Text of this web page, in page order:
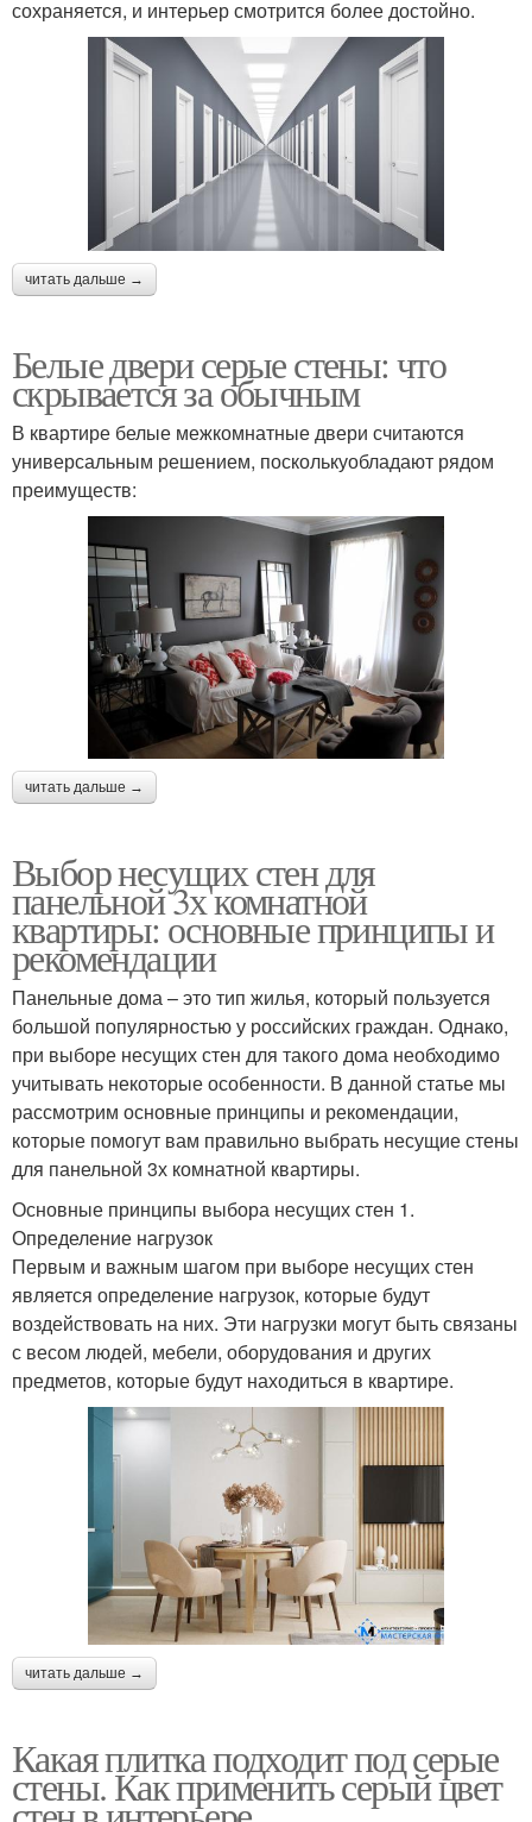
сохраняется, и интерьер смотрится более достойно.
читать дальше →
Белые двери серые стены: что
скрывается за обычным
В квартире белые межкомнатные двери считаются
универсальным решением, посколькуобладают рядом
преимуществ:
читать дальше →
Выбор несущих стен для
панельной 3х комнатной
квартиры: основные принципы и
рекомендации
Панельные дома – это тип жилья, который пользуется
большой популярностью у российских граждан. Однако,
при выборе несущих стен для такого дома необходимо
учитывать некоторые особенности. В данной статье мы
рассмотрим основные принципы и рекомендации,
которые помогут вам правильно выбрать несущие стены
для панельной 3х комнатной квартиры.
Основные принципы выбора несущих стен 1.
Определение нагрузок
Первым и важным шагом при выборе несущих стен
является определение нагрузок, которые будут
воздействовать на них. Эти нагрузки могут быть связаны
с весом людей, мебели, оборудования и других
предметов, которые будут находиться в квартире.
читать дальше →
Какая плитка подходит под серые
стены. Как применить серый цвет